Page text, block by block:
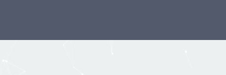
valokuvaus- ja keskustelusivusto.